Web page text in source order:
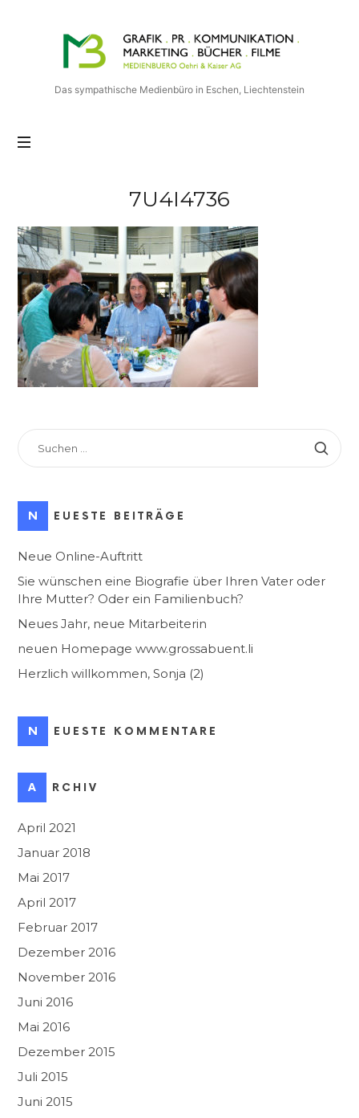
Medienbuero
Oehri
&
Kaiser
AG
Das sympathische Medienbüro in Eschen, Liechtenstein
7U4I4736
SUCHEN
NACH:
NEUESTE BEITRÄGE
Neue Online-Auftritt
Sie wünschen eine Biografie über Ihren Vater oder
Ihre Mutter? Oder ein Familienbuch?
Neues Jahr, neue Mitarbeiterin
neuen Homepage www.grossabuent.li
Herzlich willkommen, Sonja (2)
NEUESTE KOMMENTARE
ARCHIV
April 2021
Januar 2018
Mai 2017
April 2017
Februar 2017
Dezember 2016
November 2016
Juni 2016
Mai 2016
Dezember 2015
Juli 2015
Juni 2015